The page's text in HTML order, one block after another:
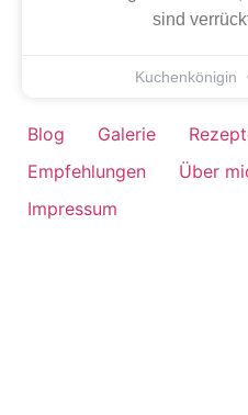
sind
Kuchenkönigin
Blog Galerie
Empfehlungen
Über
Impressum